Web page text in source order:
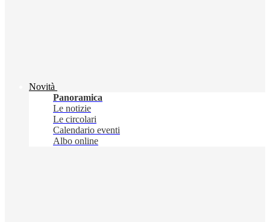
Novità
Panoramica
Le notizie
Le circolari
Calendario eventi
Albo online